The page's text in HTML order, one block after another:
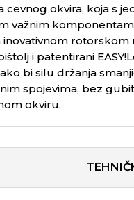
okvira, koja s
važnim
inovativnom
i patentirani
bi silu držanja
spojevima, bez
okviru.